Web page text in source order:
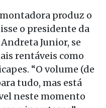
produz o
o presidente da
Junior, se
rentáveis como
“O volume (de
tudo, mas está
neste momento